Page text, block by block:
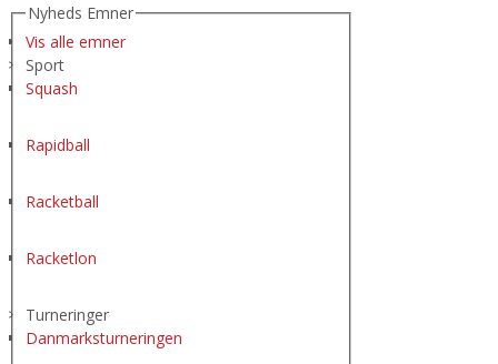
Nyheds Emner
Vis alle emner
Sport
Squash
Rapidball
Racketball
Racketlon
Turneringer
Danmarksturneringen